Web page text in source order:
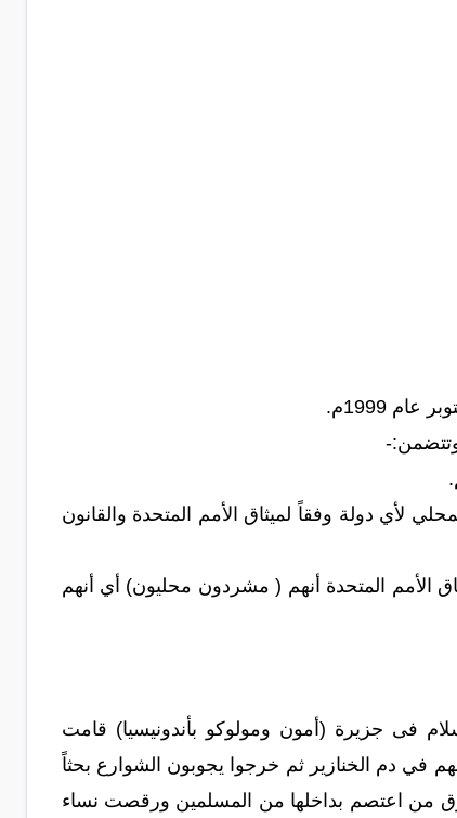
لأي دولة وفقاً لميثاق الأمم المتحدة والقانون
الأمم المتحدة أنهم ( مشردون محليون) أي أنهم
الإحتفال بعيد رأس السنة عام 200م سنة ثقافة السلام فى جزيرة (أمون ومولوكو بأندونيسيا) قامت
وغمسوا رماحهم في دم الخنازير ثم خرجوا يجوبون الشوارع بحثاً
من اعتصم بداخلها من المسلمين ورقصت نساء